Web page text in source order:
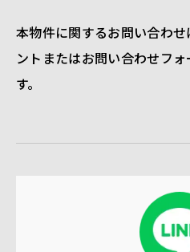
本物件に関するお問い合わ
ントまたはお問い合わせフ
す。